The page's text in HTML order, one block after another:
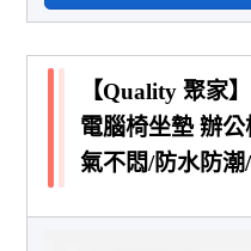
【Quality 聚家
電腦椅坐墊 辦
氣不悶/防水防